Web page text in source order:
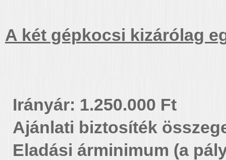
A két gépkocsi kizárólag
Irányár: 1.250.000 Ft
Ajánlati biztosíték
Eladási árminimum (a